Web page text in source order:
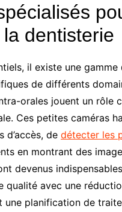
dentisterie
il existe une
de différents
orales jouent un rôle
Ces petites caméras
d’accès, de détecter les
en montrant des
devenus
qualité avec une
une planification de